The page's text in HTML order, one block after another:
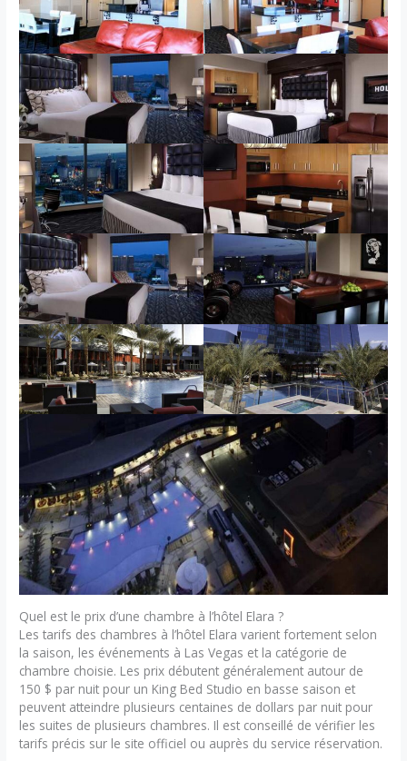
Quel est le prix d’une chambre à l’hôtel Elara ?
Les tarifs des chambres à l’hôtel Elara varient fortement selon
la saison, les événements à Las Vegas et la catégorie de
chambre choisie. Les prix débutent généralement autour de
150 $ par nuit pour un King Bed Studio en basse saison et
peuvent atteindre plusieurs centaines de dollars par nuit pour
les suites de plusieurs chambres. Il est conseillé de vérifier les
tarifs précis sur le site officiel ou auprès du service réservation.